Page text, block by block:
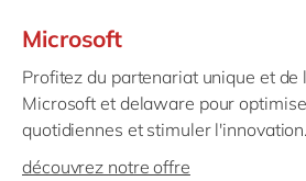
Microsoft
Profitez du partenariat unique et de
Microsoft et delaware pour
quotidiennes et stimuler l'innovation.
découvrez notre offre